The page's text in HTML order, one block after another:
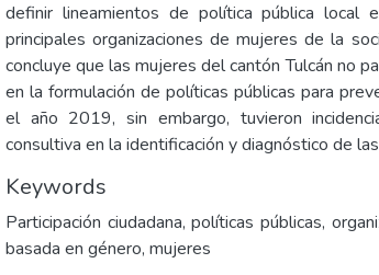
definir lineamientos de política pública local
principales organizaciones de mujeres de la
concluye que las mujeres del cantón Tulcán no
en la formulación de políticas públicas para
el año 2019, sin embargo, tuvieron
consultiva en la identificación y diagnóstico de
Keywords
Participación ciudadana, políticas públicas,
basada en género, mujeres